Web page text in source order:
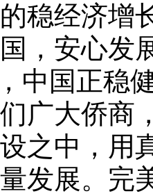
稳经济增
，安心发
中国正稳
广大侨商
之中，用
发展。完